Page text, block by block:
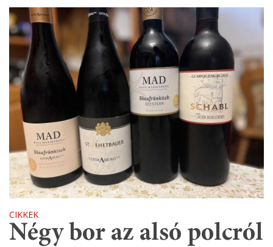
CIKKEK
Négy bor az alsó polcról